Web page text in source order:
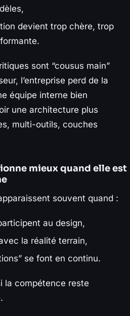
devient trop chère, trop
sont “cousus main”
l’entreprise perd de la
équipe interne bien
une architecture plus
multi-outils, couches
mieux quand elle est
souvent quand :
au design,
la réalité terrain,
se font en continu.
la compétence reste